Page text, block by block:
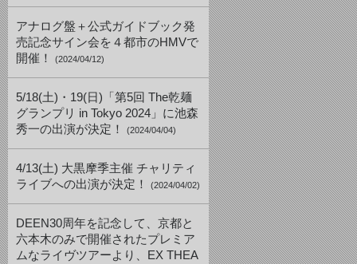
アナログ盤＋公式ガイドブック発
売記念サイン会を４都市のHMVで
開催！
(2024/04/12)
5/18(土)・19(日)「第5回 The乾麺
グランプリ in Tokyo 2024」に池森
秀一の出演が決定！
(2024/04/04)
4/13(土) 大黒摩季主催 チャリティ
ライブへの出演が決定！
(2024/04/02)
DEEN30周年を記念して、京都と
六本木のみで開催されたプレミア
ムなライヴツアーより、EX THEA